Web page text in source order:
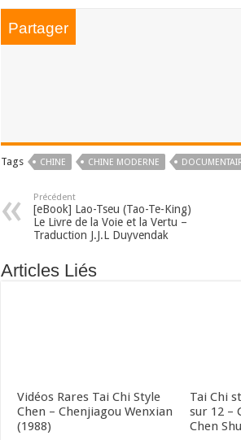
Partager
Tags CHINE CHINE MODERNE
Précédent
[eBook] Lao-Tseu (Tao-Te-King)
Le Livre de la Voie et la Vertu –
Traduction J.J.L Duyvendak
Articles Liés
Vidéos Rares Tai Chi Style
Chen – Chenjiagou Wenxian
(1988)
Tai Chi
sur 12 –
Chen